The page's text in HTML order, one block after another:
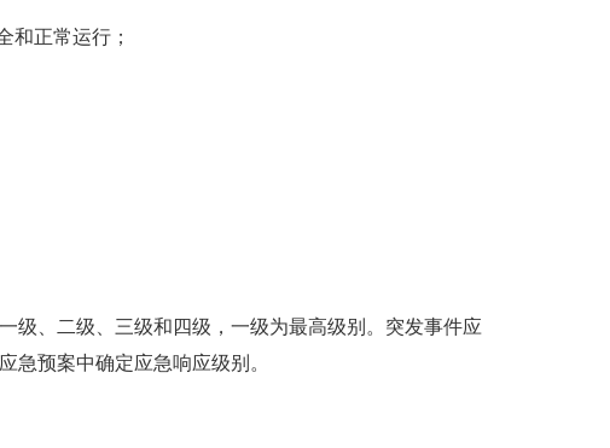
正常运行；
、二级、三级和四级，一级为最高级别。突发事件应
急预案中确定应急响应级别。